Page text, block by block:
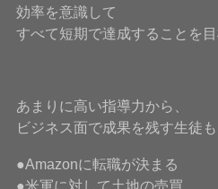
効率を意識して
すべて短期で達成することを目
あまりに高い指導力から、
ビジネス面で成果を残す生徒も
●Amazonに転職が決まる
●米軍に対して土地の売買